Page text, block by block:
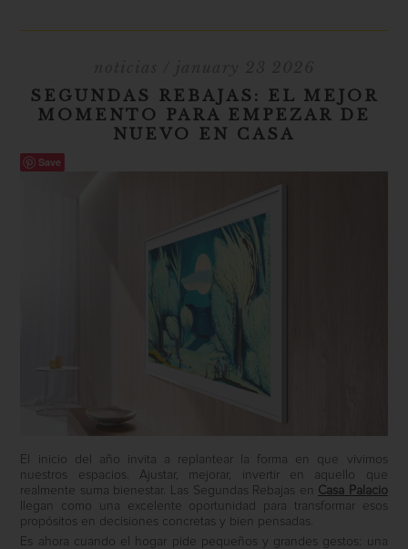
SEGUNDAS REBAJAS: EL MEJOR
MOMENTO PARA EMPEZAR DE
NUEVO EN CASA
Save
El inicio del año invita a replantear la forma en que vivimos
nuestros espacios. Ajustar, mejorar, invertir en aquello que
realmente suma bienestar. Las Segundas Rebajas en Casa Palacio
llegan como una excelente oportunidad para transformar esos
propósitos en decisiones concretas y bien pensadas.
Es ahora cuando el hogar pide pequeños y grandes gestos: una